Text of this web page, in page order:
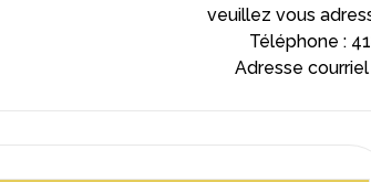
veuillez vous
Téléphone :
Adresse courriel